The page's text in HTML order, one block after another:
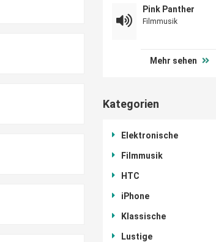
Pink Panther
Filmmusik
Mehr sehen
Kategorien
Elektronische
Filmmusik
HTC
iPhone
Klassische
Lustige